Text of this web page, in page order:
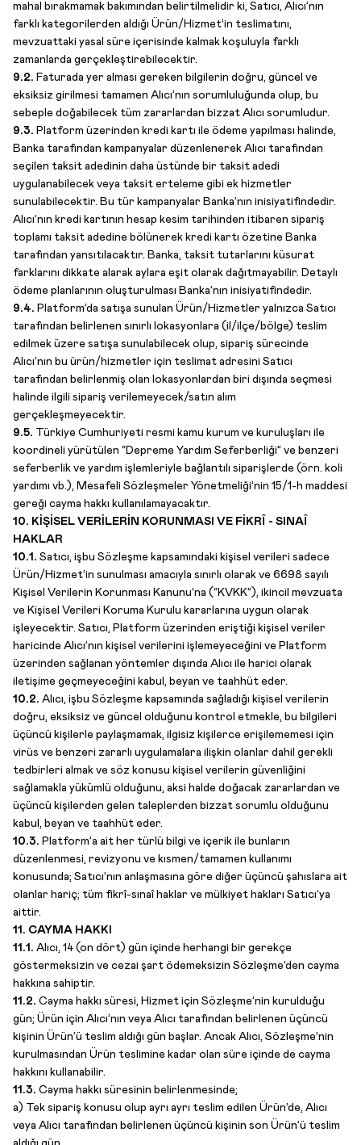
mahal bırakmamak bakımından belirtilmelidir ki, Satıcı, Alıcı’nın
farklı kategorilerden aldığı Ürün/Hizmet’in teslimatını,
mevzuattaki yasal süre içerisinde kalmak koşuluyla farklı
zamanlarda gerçekleştirebilecektir.
9.2. Faturada yer alması gereken bilgilerin doğru, güncel ve
eksiksiz girilmesi tamamen Alıcı’nın sorumluluğunda olup, bu
sebeple doğabilecek tüm zararlardan bizzat Alıcı sorumludur.
9.3. Platform üzerinden kredi kartı ile ödeme yapılması halinde,
Banka tarafından kampanyalar düzenlenerek Alıcı tarafından
seçilen taksit adedinin daha üstünde bir taksit adedi
uygulanabilecek veya taksit erteleme gibi ek hizmetler
sunulabilecektir. Bu tür kampanyalar Banka’nın inisiyatifindedir.
Alıcı’nın kredi kartının hesap kesim tarihinden itibaren sipariş
toplamı taksit adedine bölünerek kredi kartı özetine Banka
tarafından yansıtılacaktır. Banka, taksit tutarlarını küsurat
farklarını dikkate alarak aylara eşit olarak dağıtmayabilir. Detaylı
ödeme planlarının oluşturulması Banka’nın inisiyatifindedir.
9.4. Platform’da satışa sunulan Ürün/Hizmetler yalnızca Satıcı
tarafından belirlenen sınırlı lokasyonlara (il/ilçe/bölge) teslim
edilmek üzere satışa sunulabilecek olup, sipariş sürecinde
Alıcı’nın bu ürün/hizmetler için teslimat adresini Satıcı
tarafından belirlenmiş olan lokasyonlardan biri dışında seçmesi
halinde ilgili sipariş verilemeyecek/satın alım
gerçekleşmeyecektir.
9.5. Türkiye Cumhuriyeti resmi kamu kurum ve kuruluşları ile
koordineli yürütülen “Depreme Yardım Seferberliği” ve benzeri
seferberlik ve yardım işlemleriyle bağlantılı siparişlerde (örn. koli
yardımı vb.), Mesafeli Sözleşmeler Yönetmeliği’nin 15/1-h maddesi
gereği cayma hakkı kullanılamayacaktır.
10. KİŞİSEL VERİLERİN KORUNMASI VE FİKRÎ - SINAÎ
HAKLAR
10.1. Satıcı, işbu Sözleşme kapsamındaki kişisel verileri sadece
Ürün/Hizmet’in sunulması amacıyla sınırlı olarak ve 6698 sayılı
Kişisel Verilerin Korunması Kanunu’na (“KVKK”), ikincil mevzuata
ve Kişisel Verileri Koruma Kurulu kararlarına uygun olarak
işleyecektir. Satıcı, Platform üzerinden eriştiği kişisel veriler
haricinde Alıcı’nın kişisel verilerini işlemeyeceğini ve Platform
üzerinden sağlanan yöntemler dışında Alıcı ile harici olarak
iletişime geçmeyeceğini kabul, beyan ve taahhüt eder.
10.2. Alıcı, işbu Sözleşme kapsamında sağladığı kişisel verilerin
doğru, eksiksiz ve güncel olduğunu kontrol etmekle, bu bilgileri
üçüncü kişilerle paylaşmamak, ilgisiz kişilerce erişilememesi için
virüs ve benzeri zararlı uygulamalara ilişkin olanlar dahil gerekli
tedbirleri almak ve söz konusu kişisel verilerin güvenliğini
sağlamakla yükümlü olduğunu, aksi halde doğacak zararlardan ve
üçüncü kişilerden gelen taleplerden bizzat sorumlu olduğunu
kabul, beyan ve taahhüt eder.
10.3. Platform’a ait her türlü bilgi ve içerik ile bunların
düzenlenmesi, revizyonu ve kısmen/tamamen kullanımı
konusunda; Satıcı’nın anlaşmasına göre diğer üçüncü şahıslara ait
olanlar hariç; tüm fikrî-sınaî haklar ve mülkiyet hakları Satıcı’ya
aittir.
11. CAYMA HAKKI
11.1. Alıcı, 14 (on dört) gün içinde herhangi bir gerekçe
göstermeksizin ve cezai şart ödemeksizin Sözleşme’den cayma
hakkına sahiptir.
11.2. Cayma hakkı süresi, Hizmet için Sözleşme’nin kurulduğu
gün; Ürün için Alıcı’nın veya Alıcı tarafından belirlenen üçüncü
kişinin Ürün’ü teslim aldığı gün başlar. Ancak Alıcı, Sözleşme’nin
kurulmasından Ürün teslimine kadar olan süre içinde de cayma
hakkını kullanabilir.
11.3. Cayma hakkı süresinin belirlenmesinde;
a) Tek sipariş konusu olup ayrı ayrı teslim edilen Ürün’de, Alıcı
veya Alıcı tarafından belirlenen üçüncü kişinin son Ürün’ü teslim